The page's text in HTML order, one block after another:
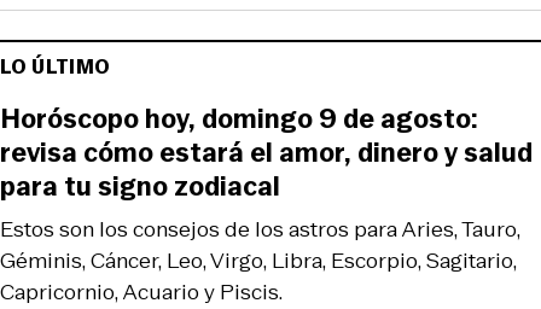
LO ÚLTIMO
Estos son los consejos de los astros para Aries, Tauro,
Géminis, Cáncer, Leo, Virgo, Libra, Escorpio, Sagitario,
Capricornio, Acuario y Piscis.
Horóscopo hoy, domingo 9 de agosto:
revisa cómo estará el amor, dinero y salud
para tu signo zodiacal